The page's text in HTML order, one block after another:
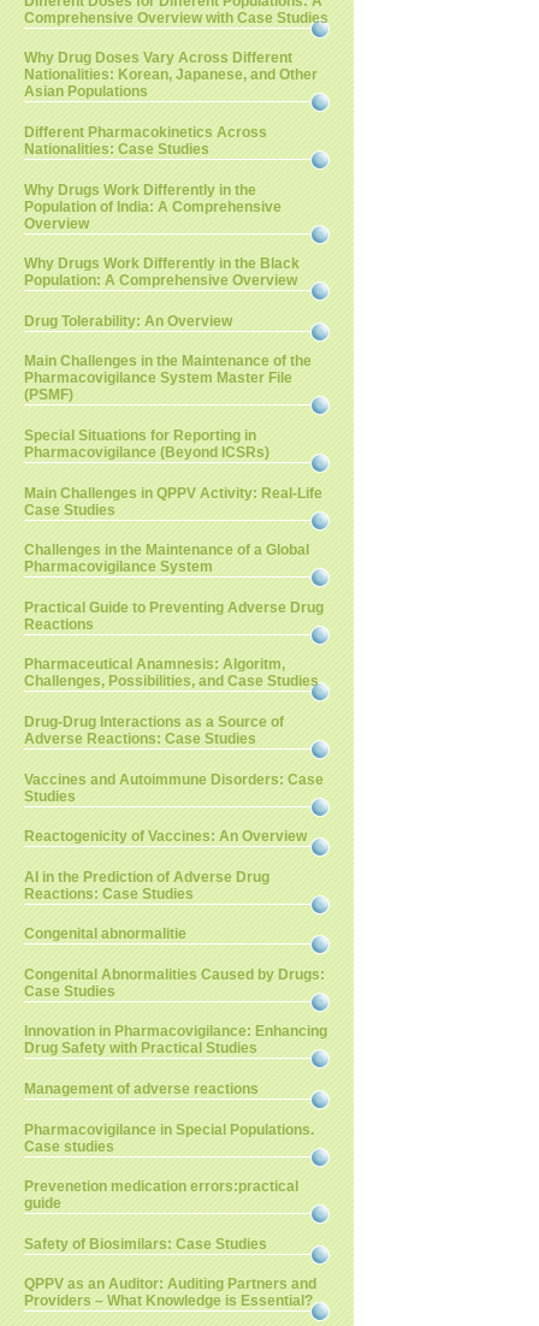
Comprehensive Overview with Case Studies
Why Drug Doses Vary Across Different
Nationalities: Korean, Japanese, and Other
Asian Populations
Different Pharmacokinetics Across
Nationalities: Case Studies
Why Drugs Work Differently in the
Population of India: A Comprehensive
Overview
Why Drugs Work Differently in the Black
Population: A Comprehensive Overview
Drug Tolerability: An Overview
Main Challenges in the Maintenance of the
Pharmacovigilance System Master File
(PSMF)
Special Situations for Reporting in
Pharmacovigilance (Beyond ICSRs)
Main Challenges in QPPV Activity: Real-Life
Case Studies
Challenges in the Maintenance of a Global
Pharmacovigilance System
Practical Guide to Preventing Adverse Drug
Reactions
Pharmaceutical Anamnesis: Algoritm,
Challenges, Possibilities, and Case Studies
Drug-Drug Interactions as a Source of
Adverse Reactions: Case Studies
Vaccines and Autoimmune Disorders: Case
Studies
Reactogenicity of Vaccines: An Overview
AI in the Prediction of Adverse Drug
Reactions: Case Studies
Congenital abnormalitie
Congenital Abnormalities Caused by Drugs:
Case Studies
Innovation in Pharmacovigilance: Enhancing
Drug Safety with Practical Studies
Management of adverse reactions
Pharmacovigilance in Special Populations.
Case studies
Prevenetion medication errors:practical
guide
Safety of Biosimilars: Case Studies
QPPV as an Auditor: Auditing Partners and
Providers – What Knowledge is Essential?